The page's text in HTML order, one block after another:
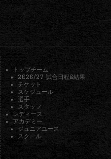
トップチーム
2026/27 試合日程&結果
チケット
スケジュール
選手
スタッフ
レディース
アカデミー
ジュニアユース
スクール